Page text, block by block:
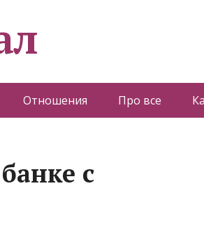
Отношения Про все
с